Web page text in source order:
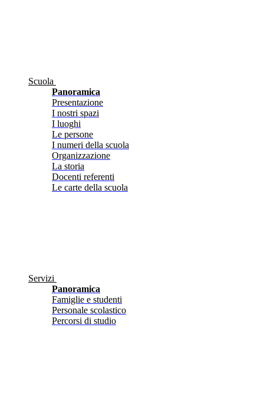
Scuola
Panoramica
Presentazione
I nostri spazi
I luoghi
Le persone
I numeri della scuola
Organizzazione
La storia
Docenti referenti
Le carte della scuola
Servizi
Panoramica
Famiglie e studenti
Personale scolastico
Percorsi di studio